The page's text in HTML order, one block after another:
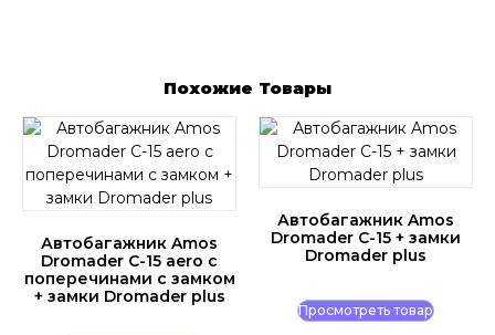
Похожие Товары
Автобагажник Amos
Dromader C-15 aero с
поперечинами с замком
+ замки Dromader plus
Автобагажник Amos
Dromader C-15 + замки
Dromader plus
Просмотреть товар